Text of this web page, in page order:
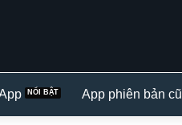
App phiên bản cũ